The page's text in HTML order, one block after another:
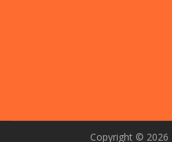
Copyright © 2026